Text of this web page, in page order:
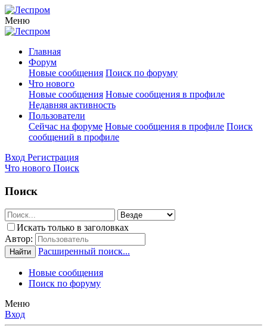
Меню
Главная
Форум
Новые сообщения Поиск по форуму
Что нового
Новые сообщения Новые сообщения в профиле
Недавняя активность
Пользователи
Сейчас на форуме Новые сообщения в профиле Поиск
сообщений в профиле
Вход Регистрация
Что нового Поиск
Поиск
Искать только в заголовках
Автор:
Найти Расширенный поиск...
Новые сообщения
Поиск по форуму
Меню
Вход